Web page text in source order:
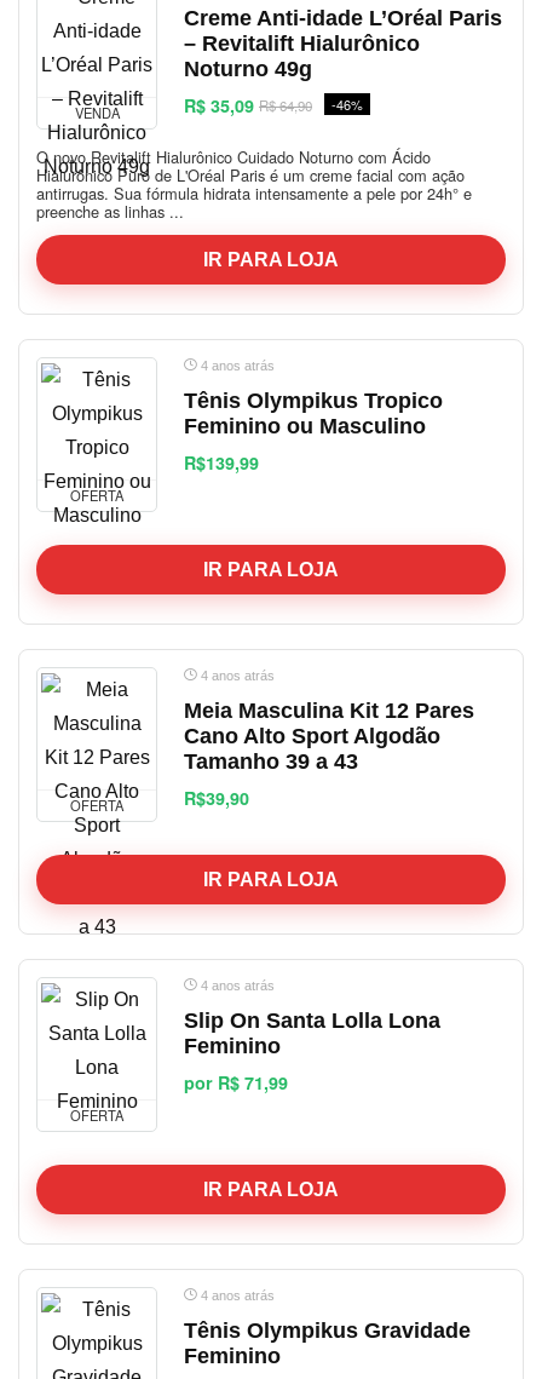
VENDA
Creme Anti-idade L’Oréal Paris
– Revitalift Hialurônico
Noturno 49g
R$ 35,09 R$ 64,90 -46%
O novo Revitalift Hialurônico Cuidado Noturno com Ácido
Hialurônico Puro de L'Oréal Paris é um creme facial com ação
antirrugas. Sua fórmula hidrata intensamente a pele por 24h° e
preenche as linhas ...
IR PARA LOJA
OFERTA
4 anos atrás
Tênis Olympikus Tropico
Feminino ou Masculino
R$139,99
IR PARA LOJA
OFERTA
4 anos atrás
Meia Masculina Kit 12 Pares
Cano Alto Sport Algodão
Tamanho 39 a 43
R$39,90
IR PARA LOJA
OFERTA
4 anos atrás
Slip On Santa Lolla Lona
Feminino
por R$ 71,99
IR PARA LOJA
4 anos atrás
Tênis Olympikus Gravidade
Feminino